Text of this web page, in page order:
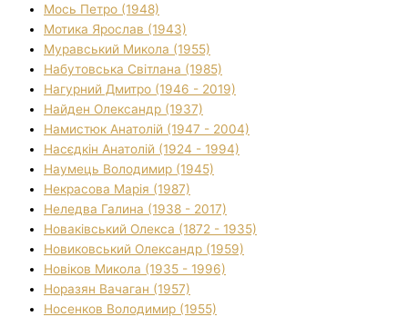
Мось Петро (1948)
Мотика Ярослав (1943)
Муравський Микола (1955)
Набутовська Світлана (1985)
Нагурний Дмитро (1946 - 2019)
Найден Олександр (1937)
Намистюк Анатолій (1947 - 2004)
Насєдкін Анатолій (1924 - 1994)
Наумець Володимир (1945)
Некрасова Марія (1987)
Неледва Галина (1938 - 2017)
Новаківський Олекса (1872 - 1935)
Новиковський Олександр (1959)
Новіков Микола (1935 - 1996)
Норазян Вачаган (1957)
Носенков Володимир (1955)